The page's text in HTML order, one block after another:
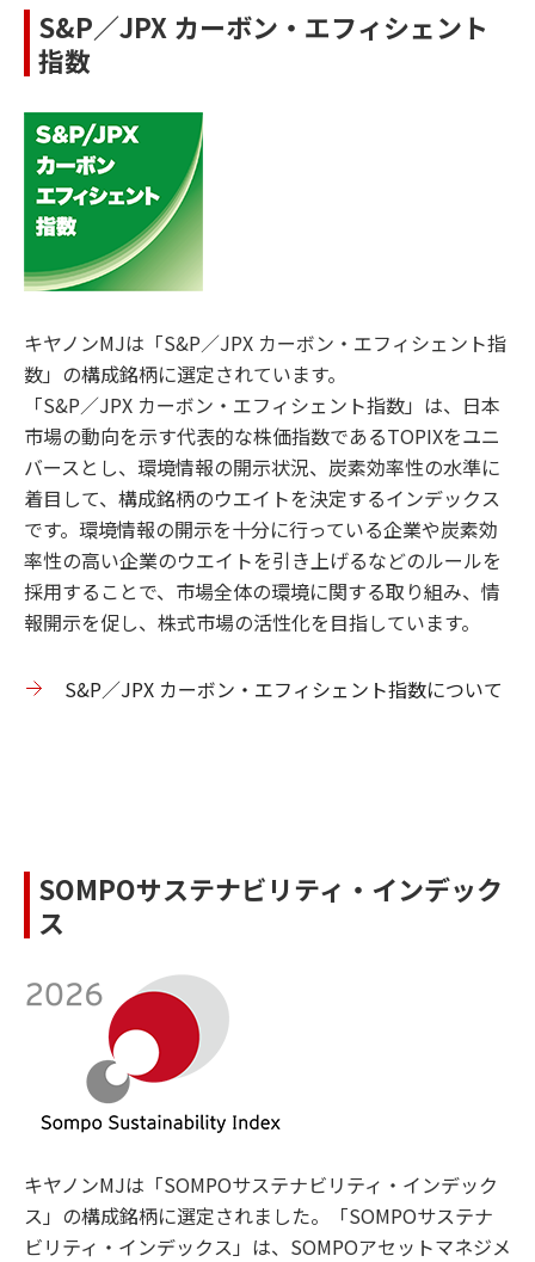
S&P／JPX カーボン・エフィシェント
指数
キヤノンMJは「S&P／JPX カーボン・エフィシェント指
数」の構成銘柄に選定されています。
「S&P／JPX カーボン・エフィシェント指数」は、日本
市場の動向を示す代表的な株価指数であるTOPIXをユニ
バースとし、環境情報の開示状況、炭素効率性の水準に
着目して、構成銘柄のウエイトを決定するインデックス
です。環境情報の開示を十分に行っている企業や炭素効
率性の高い企業のウエイトを引き上げるなどのルールを
採用することで、市場全体の環境に関する取り組み、情
報開示を促し、株式市場の活性化を目指しています。
S&P／JPX カーボン・エフィシェント指数について
SOMPOサステナビリティ・インデック
ス
キヤノンMJは「SOMPOサステナビリティ・インデック
ス」の構成銘柄に選定されました。「SOMPOサステナ
ビリティ・インデックス」は、SOMPOアセットマネジメ